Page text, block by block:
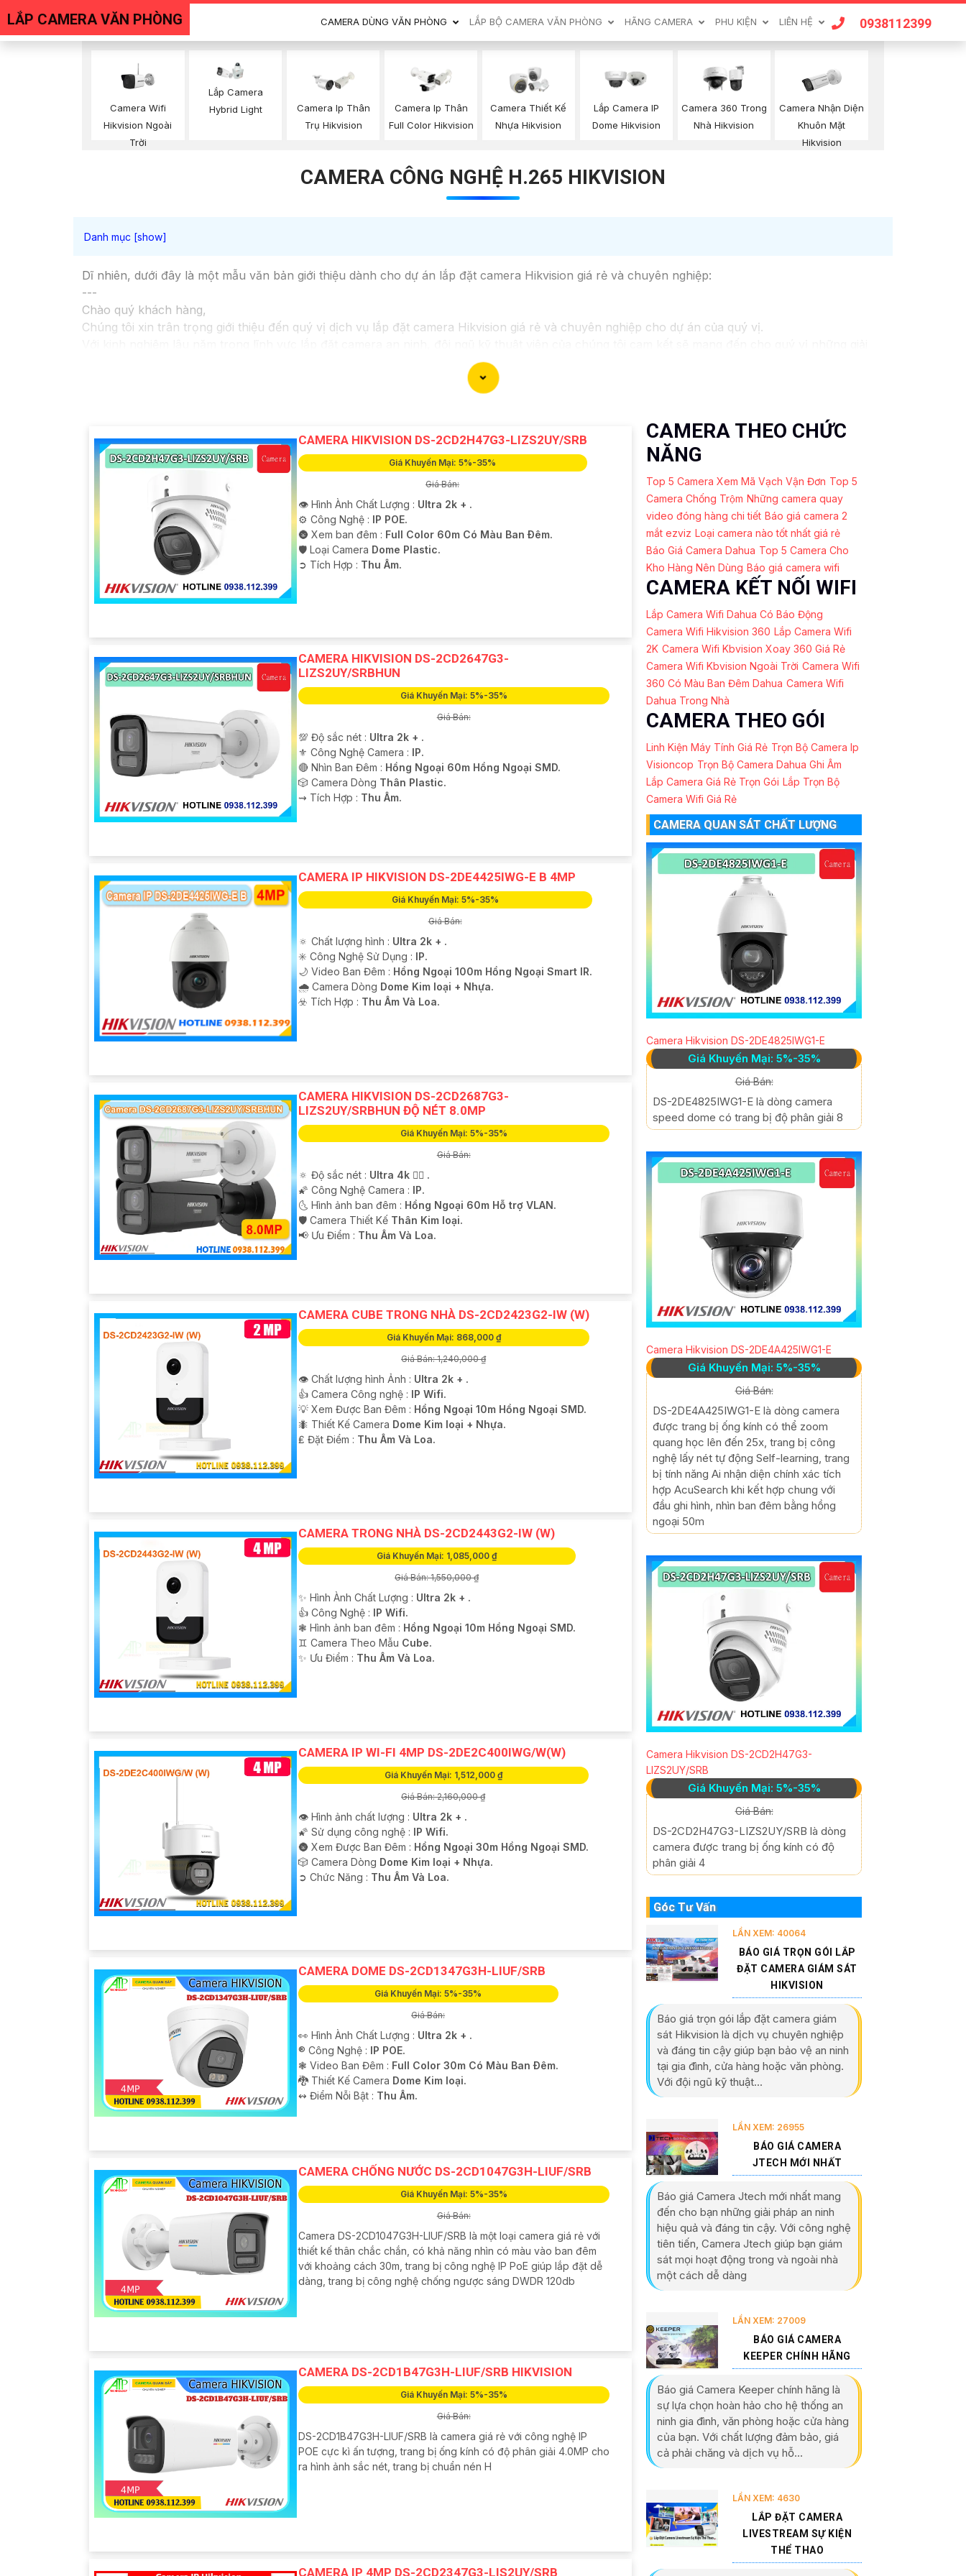
LẮP CAMERA VĂN PHÒNG CAMERA DÙNG VĂN PHÒNG LẮP BỘ CAMERA VĂN PHÒNG HÃNG CAMERA PHU KIỆN LIÊN HỆ 0938112399
Camera Wifi
Hikvision Ngoài
Trời
Lắp Camera
Hybrid Light
Camera Ip Thân
Trụ Hikvision
Camera Ip Thân
Full Color Hikvision
Camera Thiết Kế
Nhựa Hikvision
Lắp Camera IP
Dome Hikvision
Camera 360 Trong
Nhà Hikvision
Camera Nhận Diện
Khuôn Mặt
Hikvision
CAMERA CÔNG NGHỆ H.265 HIKVISION
Dĩ nhiên, dưới đây là một mẫu văn bản giới thiệu dành cho dự án lắp đặt camera Hikvision giá rẻ và chuyên nghiệp:
---
Chào quý khách hàng,
Chúng tôi xin trân trọng giới thiệu đến quý vị dịch vụ lắp đặt camera Hikvision giá rẻ và chuyên nghiệp cho dự án của quý vị.
Camera của Hikvision được biết đến là một trong những thương hiệu hàng đầu thế giới về giải pháp an ninh video. Với các tính năng và công nghệ
chất lượng hình ảnh sắc nét mà còn đem đến sự tin cậy và an toàn cho dự án của quý vị.
CAMERA HIKVISION DS-2CD2H47G3-LIZS2UY/SRB
Giá Khuyến Mại: 5%-35%
Giá Bán:
👁 Hình Ành Chất Lượng : Ultra 2k + .
⚙ Công Nghệ : IP POE.
🌚 Xem ban đêm : Full Color 60m Có Màu Ban Ðêm.
🛡 Loại Camera Dome Plastic.
️➲ Tích Hợp : Thu Âm.
CAMERA HIKVISION DS-2CD2647G3-
LIZS2UY/SRBHUN
Giá Khuyến Mại: 5%-35%
Giá Bán:
💯 Độ sắc nét : Ultra 2k + .
⚜️ Công Nghệ Camera : IP.
🔴 Nhìn Ban Đêm : Hồng Ngoại 60m Hồng Ngoại SMD.
🎲 Camera Dòng Thân Plastic.
️⇝ Tích Hợp : Thu Âm.
CAMERA IP HIKVISION DS-2DE4425IWG-E B 4MP
Giá Khuyến Mại: 5%-35%
Giá Bán:
🔅 Chất lượng hình : Ultra 2k + .
✳️ Công Nghệ Sử Dụng : IP.
🌙 Video Ban Đêm : Hồng Ngoại 100m Hồng Ngoại Smart IR.
🌧️ Camera Dòng Dome Kim loại + Nhựa.
️☣️ Tích Hợp : Thu Âm Và Loa.
CAMERA HIKVISION DS-2CD2687G3-
LIZS2UY/SRBHUN ĐỘ NÉT 8.0MP
Giá Khuyến Mại: 5%-35%
Giá Bán:
🔅 Độ sắc nét : Ultra 4k 👍🏾 .
🌠 Công Nghệ Camera : IP.
🌜 Hình ảnh ban đêm : Hồng Ngoại 60m Hỗ trợ VLAN.
🛡 Camera Thiết Kế Thân Kim loại.
️📢 Ưu Điểm : Thu Âm Và Loa.
CAMERA CUBE TRONG NHÀ DS-2CD2423G2-IW (W)
Giá Khuyến Mại: 868,000 ₫
Giá Bán: 1,240,000 ₫
👁 Chất lượng hình Ảnh : Ultra 2k + .
👍 Camera Công nghệ : IP Wifi.
💡 Xem Được Ban Đêm : Hồng Ngoại 10m Hồng Ngoại SMD.
🐜 Thiết Kế Camera Dome Kim loại + Nhựa.
️₤ Đặt Điểm : Thu Âm Và Loa.
CAMERA TRONG NHÀ DS-2CD2443G2-IW (W)
Giá Khuyến Mại: 1,085,000 ₫
Giá Bán: 1,550,000 ₫
✨ Hình Ành Chất Lượng : Ultra 2k + .
👍 Công Nghệ :
IP Wifi.
❃ Hình ảnh ban đêm : Hồng Ngoại 10m Hồng Ngoại SMD.
♊ Camera Theo Mẫu Cube.
️✨ Ưu Điểm : Thu Âm Và Loa.
CAMERA IP WI-FI 4MP DS-2DE2C400IWG/W(W)
Giá Khuyến Mại: 1,512,000 ₫
Giá Bán: 2,160,000 ₫
👁 Hình ảnh chất lượng : Ultra 2k + .
🌠 Sử dụng công nghệ : IP Wifi.
🌚 Xem Được Ban Đêm : Hồng Ngoại 30m Hồng Ngoại SMD.
🎲 Camera Dòng Dome Kim loại + Nhựa.
️➲ Chức Năng : Thu Âm Và Loa.
CAMERA DOME DS-2CD1347G3H-LIUF/SRB
Giá Khuyến Mại: 5%-35%
Giá Bán:
️
👀 Hình Ành Chất Lượng : Ultra 2k + .
®️ Công Nghệ : IP POE.
❃ Video Ban Đêm : Full Color 30m Có Màu Ban Ðêm.
🐉️ Thiết Kế Camera Dome Kim loại.
️↭ Điểm Nỗi Bật : Thu Âm.
CAMERA CHỐNG NƯỚC DS-2CD1047G3H-LIUF/SRB
Giá Khuyến Mại: 5%-35%
Giá Bán:
Camera DS-2CD1047G3H-LIUF/SRB là một loại camera giá rẻ với
thiết kế thân chắc chắn, có khả năng nhìn có màu vào ban đêm
với khoảng cách 30m, trang bị công nghệ IP PoE giúp lắp đặt dễ
dàng, trang bị công nghệ chống ngược sáng DWDR 120db
CAMERA DS-2CD1B47G3H-LIUF/SRB HIKVISION
Giá Khuyến Mại: 5%-35%
Giá Bán:
DS-2CD1B47G3H-LIUF/SRB là camera giá rẻ với công nghệ IP
POE cực kì ấn tượng, trang bị ống kính có độ phân giải 4.0MP cho
ra hình ảnh sắc nét, trang bị chuẩn nén H
CAMERA IP 4MP DS-2CD2347G3-LIS2UY/SRB
CAMERA THEO CHỨC
NĂNG
Top 5 Camera Xem Mã Vạch Vận Đơn Top 5
Camera Chống Trộm Những camera quay
video đóng hàng chi tiết Báo giá camera 2
mắt ezviz Loại camera nào tốt nhất giá rẻ
Báo Giá Camera Dahua Top 5 Camera Cho
Kho Hàng Nên Dùng Báo giá camera wifi
CAMERA KẾT NỐI WIFI
Lắp Camera Wifi Dahua Có Báo Động
Camera Wifi Hikvision 360 Lắp Camera Wifi
2K Camera Wifi Kbvision Xoay 360 Giá Rẻ
Camera Wifi Kbvision Ngoài Trời Camera Wifi
360 Có Màu Ban Đêm Dahua Camera Wifi
Dahua Trong Nhà
CAMERA THEO GÓI
Linh Kiện Máy Tính Giá Rẻ Trọn Bộ Camera Ip
Visioncop Trọn Bộ Camera Dahua Ghi Âm
Lắp Camera Giá Rẻ Trọn Gói Lắp Trọn Bộ
Camera Wifi Giá Rẻ
CAMERA QUAN SÁT CHẤT LƯỢNG
Camera Hikvision DS-2DE4825IWG1-E
Giá Khuyến Mại: 5%-35%
Giá Bán:
DS-2DE4825IWG1-E là dòng camera
speed dome có trang bị độ phân giải 8
Camera Hikvision DS-2DE4A425IWG1-E
Giá Khuyến Mại: 5%-35%
Giá Bán:
DS-2DE4A425IWG1-E là dòng camera
được trang bị ống kính có thể zoom
quang học lên đến 25x, trang bị công
nghệ lấy nét tự động Self-learning, trang
bị tính năng Ai nhận diện chính xác tích
hợp AcuSearch khi kết hợp chung với
đầu ghi hình, nhìn ban đêm bằng hồng
ngoại 50m
Camera Hikvision DS-2CD2H47G3-
LIZS2UY/SRB
Giá Khuyến Mại: 5%-35%
Giá Bán:
DS-2CD2H47G3-LIZS2UY/SRB là dòng
camera được trang bị ống kính có độ
phân giải 4
Góc Tư Vấn
LẦN XEM: 40064
BÁO GIÁ TRỌN GÓI LẮP
ĐẶT CAMERA GIÁM SÁT
HIKVISION
Báo giá trọn gói lắp đặt camera giám
sát Hikvision là dịch vụ chuyên nghiệp
và đáng tin cậy giúp bạn bảo vệ an ninh
tại gia đình, cửa hàng hoặc văn phòng.
Với đội ngũ kỹ thuật...
LẦN XEM: 26955
BÁO GIÁ CAMERA
JTECH MỚI NHẤT
Báo giá Camera Jtech mới nhất mang
đến cho bạn những giải pháp an ninh
hiệu quả và đáng tin cậy. Với công nghệ
tiên tiến, Camera Jtech giúp bạn giám
sát mọi hoạt động trong và ngoài nhà
một cách dễ dàng
LẦN XEM: 27009
BÁO GIÁ CAMERA
KEEPER CHÍNH HÃNG
Báo giá Camera Keeper chính hãng là
sự lựa chọn hoàn hảo cho hệ thống an
ninh gia đình, văn phòng hoặc cửa hàng
của bạn. Với chất lượng đảm bảo, giá
cả phải chăng và dịch vụ hỗ...
LẦN XEM: 4630
LẮP ĐẶT CAMERA
LIVESTREAM SỰ KIỆN
THỂ THAO